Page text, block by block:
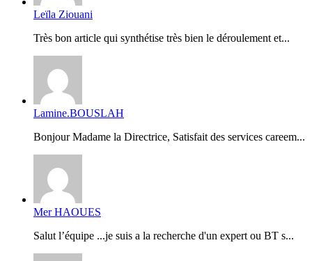
Leïla Ziouani
Très bon article qui synthétise très bien le déroulement et...
Lamine.BOUSLAH
Bonjour Madame la Directrice, Satisfait des services careem...
Mer HAOUES
Salut l’équipe ...je suis a la recherche d'un expert ou BT s...